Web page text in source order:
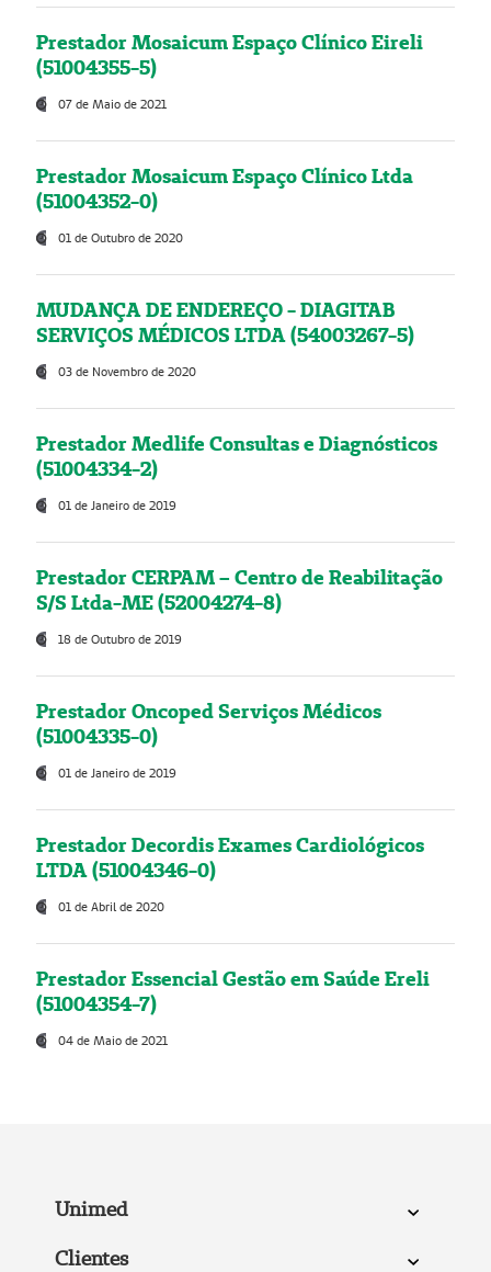
Prestador Mosaicum Espaço Clínico Eireli
(51004355-5)
07 de Maio de 2021
Prestador Mosaicum Espaço Clínico Ltda
(51004352-0)
01 de Outubro de 2020
MUDANÇA DE ENDEREÇO - DIAGITAB
SERVIÇOS MÉDICOS LTDA (54003267-5)
03 de Novembro de 2020
Prestador Medlife Consultas e Diagnósticos
(51004334-2)
01 de Janeiro de 2019
Prestador CERPAM – Centro de Reabilitação
S/S Ltda-ME (52004274-8)
18 de Outubro de 2019
Prestador Oncoped Serviços Médicos
(51004335-0)
01 de Janeiro de 2019
Prestador Decordis Exames Cardiológicos
LTDA (51004346-0)
01 de Abril de 2020
Prestador Essencial Gestão em Saúde Ereli
(51004354-7)
04 de Maio de 2021
Unimed
Clientes